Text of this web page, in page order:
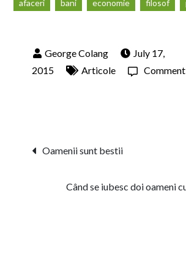
afaceri bani economie filosof
July 17,
2015
Articole Comment
Post
navigation
Oamenii sunt bestii
Când se iubesc doi oameni